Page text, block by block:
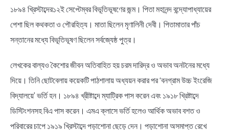
১৮৯৪ খ্রিস্টাব্দের১২ই সেপ্টেম্বর বিভূতিভূষণের জন্ম। পিতা মহানন্দ বন্দ্যোপাধ্যায়ের
পেশা ছিল কথকতা ও পৌরহিত্য। মাতা ছিলেন মৃণালিনী দেবী। পিতামাতার পাঁচ
সন্তানের মধ্যে বিভূতিভূষণ ছিলেন সর্বজ্যেষ্ঠ পুত্র।
লেখকের বাল্যও কৈশোর জীবন অতিবাহিত হয় চরম দারিদ্র ও অভাব অনটনের মধ্যে
দিয়ে। তিনি ছোটবেলায় কয়েকটি পাঠশালায় অধ্যয়ন করার পর ‘বনগ্রাম উচ্চ ইংরেজি
বিদ্যালয়ে’ ভর্তি হন। ১৮৯৪ খ্রীষ্টাব্দে ম্যাট্রিক পাস করেন এবং ১৯১৮ খ্রিষ্টাব্দে
ডিস্টিংশনসহ বিএ পাস করেন। এমএ ক্লাসে ভর্তি হলেও আর্থিক অভাব বশত ও
পরিবারের চাপে ১৯১৯ খ্রিস্টাব্দে পড়াশোনা ছেড়ে দেন। পড়াশোনা অসমাপ্ত রেখে